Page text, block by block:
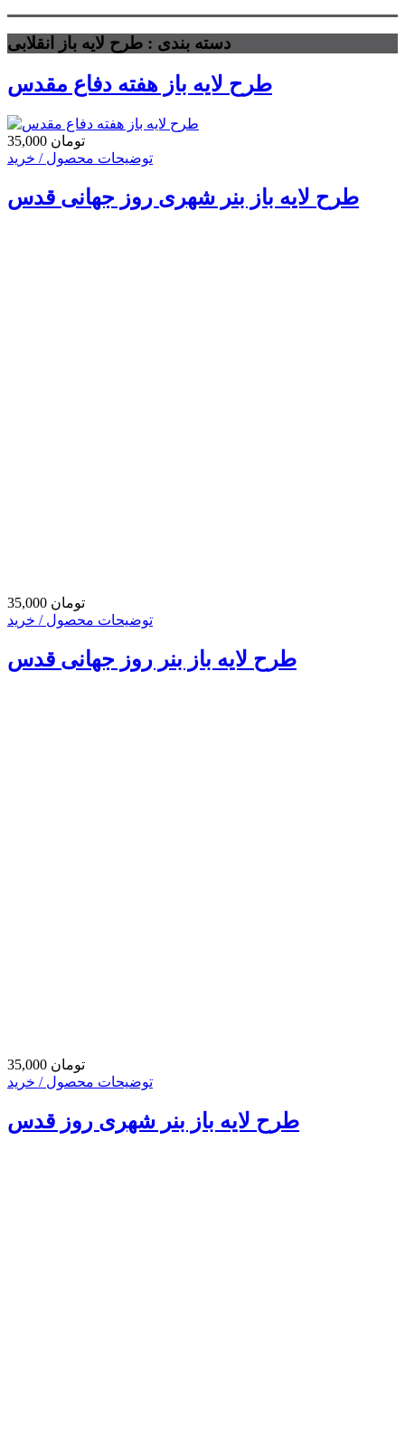
دسته بندی : طرح لایه باز انقلابی
طرح لایه باز هفته دفاع مقدس
35,000 تومان
توضیحات محصول / خرید
طرح لایه باز بنر شهری روز جهانی قدس
35,000 تومان
توضیحات محصول / خرید
طرح لایه باز بنر روز جهانی قدس
35,000 تومان
توضیحات محصول / خرید
طرح لایه باز بنر شهری روز قدس